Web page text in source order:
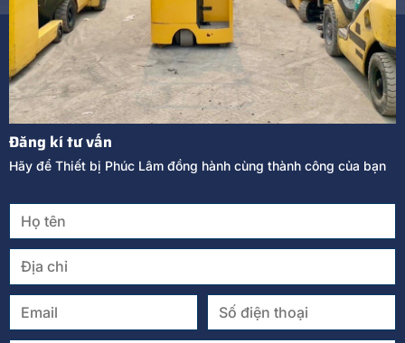
Đăng kí tư vấn
Hãy để Thiết bị Phúc Lâm đồng hành cùng thành công của bạn